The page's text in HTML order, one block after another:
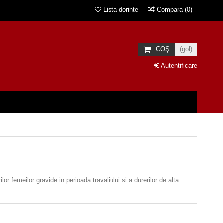
Compara (0)
Lista dorinte
COŞ (gol)
Autentificare
femeilor gravide in perioada travaliului si a durerilor de alta